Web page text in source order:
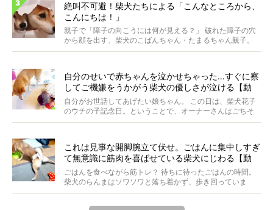
絶叫不可避！柴犬たちによる「こんなところから、
こんにちは！」
親子で「障子の向こうには何が見える？」 破れた障子の穴
から顔を出す、柴犬のこばんちゃん・たまるちゃん親子。
親子...
自分のせいで赤ちゃんを泣かせちゃった…すぐに察
してご機嫌をうかがう柴犬の優しさが泣ける【動
画】
自分がお世話してあげたい娘ちゃん。 この日は、柴犬花子
のウチの子記念日。ということで、オーナーさんはごちそ
うを...
これは見事な開脚腕立て伏せ。ごはんに集中しすぎ
て無意識に筋肉を喜ばせている柴犬にじわる【動
画】
ごはんを食べながら筋トレ？ 待ちに待ったごはんの時間。
柴犬のらんまはソワソワと落ち着かず、歩き回っていま
す。き...